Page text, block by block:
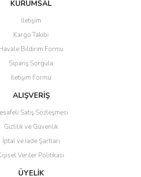
bozuk veya görüntülenemiyor.
eksik bilgiler bulunuyor.
bulunuyor.
daha pahalı.
alternatifler olmalı.
Gönder
KURUMSAL
İletişim
Kargo Takibi
Bildirim Formu
Sipariş Sorgula
İletişim Formu
ALIŞVERİŞ
Satış Sözleşmesi
Gizlilik ve Güvenlik
İptal ve İade Şartları
Veriler Politikası
ÜYELİK